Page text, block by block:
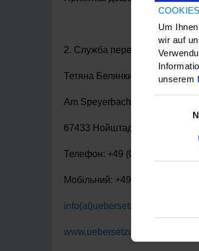
Um
wir auf
unserem
2. Служба перекладів Тетяни
Тетяна Белянки
Am Speyerbach 32 A
67433 Нойштадт-ан-дер-
Телефон: +49 (0) 6321 5790320
Мобільний: +49 (0) 176 24 900
info(at)uebersetzungen-
www.uebersetzungen-belianki.de